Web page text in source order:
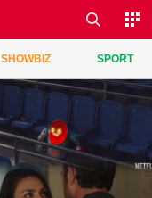
SHOWBIZ SPORT